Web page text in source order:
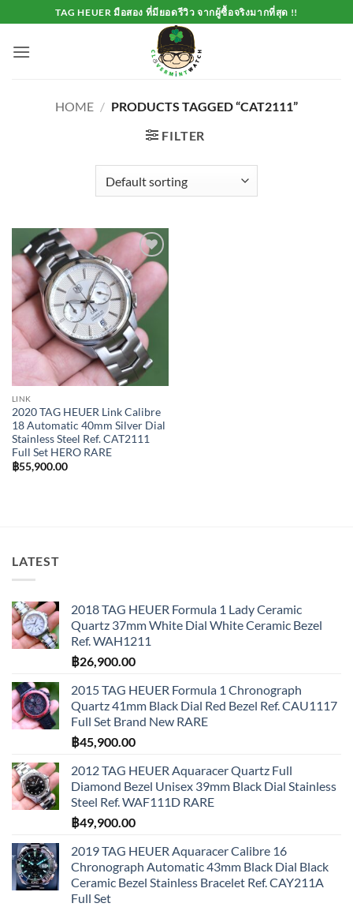
to
content
TAG HEUER มือสอง ที่มียอดรีวิว จากผู้ซื้อจริงมากที่สุด !!
HOME / PRODUCTS TAGGED “CAT2111”
FILTER
Add to
Wishlist
LINK
2020 TAG HEUER Link Calibre
18 Automatic 40mm Silver Dial
Stainless Steel Ref. CAT2111
Full Set HERO RARE
฿55,900.00
LATEST
2018 TAG HEUER Formula 1 Lady Ceramic
Quartz 37mm White Dial White Ceramic Bezel
Ref. WAH1211
฿26,900.00
2015 TAG HEUER Formula 1 Chronograph
Quartz 41mm Black Dial Red Bezel Ref. CAU1117
Full Set Brand New RARE
฿45,900.00
2012 TAG HEUER Aquaracer Quartz Full
Diamond Bezel Unisex 39mm Black Dial Stainless
Steel Ref. WAF111D RARE
฿49,900.00
2019 TAG HEUER Aquaracer Calibre 16
Chronograph Automatic 43mm Black Dial Black
Ceramic Bezel Stainless Bracelet Ref. CAY211A
Full Set